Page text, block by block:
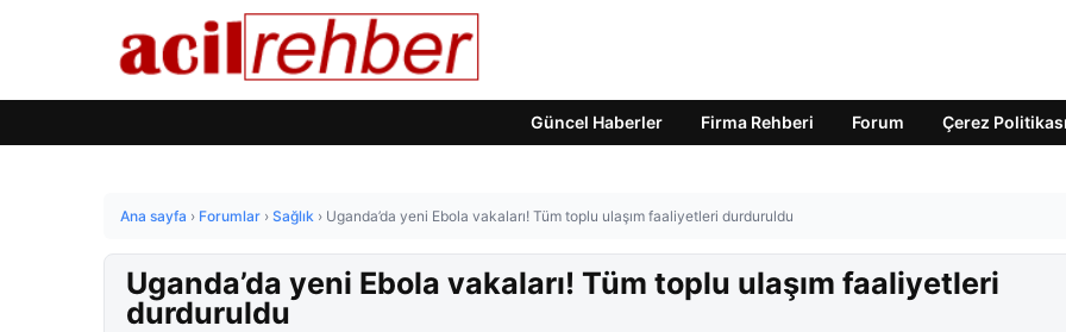
Güncel Haberler Firma Rehberi Forum Çerez Politikası
Ana sayfa › Forumlar › Sağlık › Uganda’da yeni Ebola vakaları! Tüm toplu ulaşım faaliyetleri durduruldu
Uganda’da yeni Ebola vakaları! Tüm toplu ulaşım faaliyetleri
durduruldu